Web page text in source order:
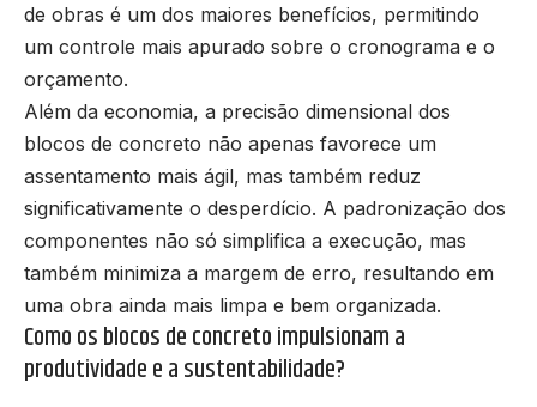
de obras é um dos maiores benefícios, permitindo
um controle mais apurado sobre o cronograma e o
orçamento.
Além da economia, a precisão dimensional dos
blocos de concreto não apenas favorece um
assentamento mais ágil, mas também reduz
significativamente o desperdício. A padronização dos
componentes não só simplifica a execução, mas
também minimiza a margem de erro, resultando em
uma obra ainda mais limpa e bem organizada.
Como os blocos de concreto impulsionam a
produtividade e a sustentabilidade?